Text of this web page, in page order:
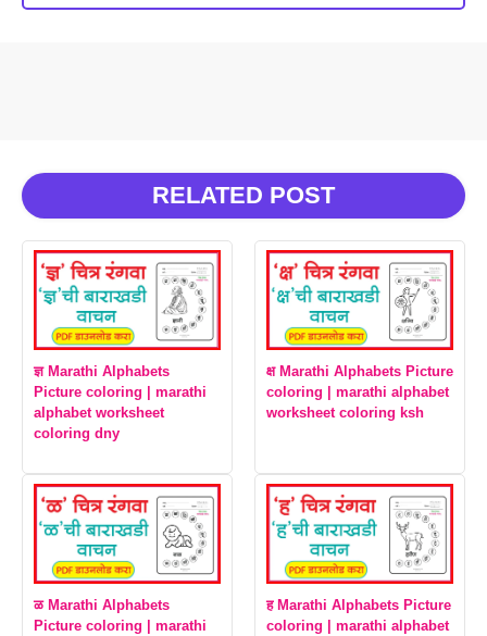
RELATED POST
ज्ञ Marathi Alphabets
Picture coloring | marathi
alphabet worksheet
coloring dny
क्ष Marathi Alphabets Picture
coloring | marathi alphabet
worksheet coloring ksh
ळ Marathi Alphabets
Picture coloring | marathi
ह Marathi Alphabets Picture
coloring | marathi alphabet